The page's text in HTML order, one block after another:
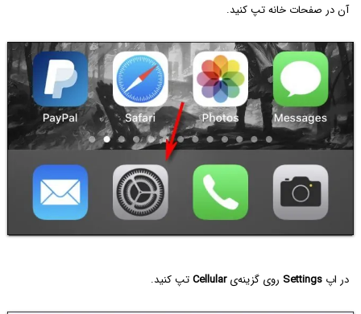
آن در صفحات خانه تپ کنید.
در اپ Settings روی گزینه‌یCellularتپ کنید.